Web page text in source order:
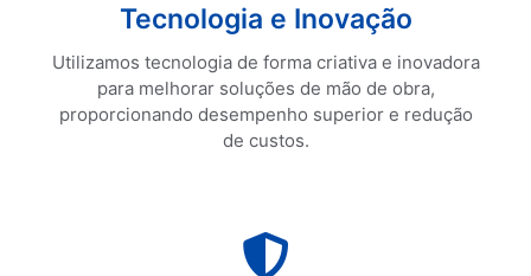
Tecnologia e Inovação
Utilizamos tecnologia de forma criativa e inovadora
para melhorar soluções de mão de obra,
proporcionando desempenho superior e redução
de custos.
Tecnologia e Inovação
Solicite uma Cotação